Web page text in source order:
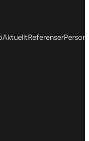
AktuelltReferenser